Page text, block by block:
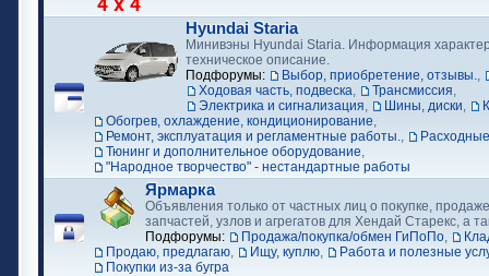
Hyundai Staria
Минивэны Hyundai Staria. Информация
техническое описание.
Подфорумы:
Выбор, приобретение, отзывы.,
Ходовая часть, подвеска, Трансмиссия,
Электрика и сигнализация, Шины, диски,
Обогрев, охлаждение, кондиционирование,
Ремонт, эксплуатация и регламентные работы.,
Тюнинг и дополнительное оборудование,
"Народное творчество" - нестандартные работы
Ярмарка
Объявления только от частных лиц о покупке,
запчастей, узлов и агрегатов для Хендай Старекс, а
Подфорумы:
Продажа/покупка/обмен ГиПоПо,
Продаю, предлагаю, Ищу, куплю,
Работа и полезные
Покупки из-за бугра